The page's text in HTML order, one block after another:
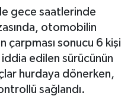
gece saatlerinde
otomobilin
çarpması sonucu 6 kişi
edilen sürücünün
hurdaya dönerken,
sağlandı.